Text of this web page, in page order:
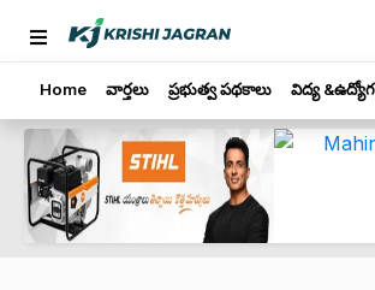
Home వార్తలు ప్రభుత్వ పథకాలు విద్య